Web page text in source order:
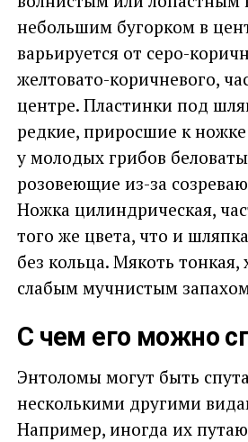
небольшим бугорком в
варьируется от серо-
желтовато-коричневого,
центре. Пластинки под
редкие, приросшие к
у молодых грибов
розовеющие из-за
Ножка цилиндрическая,
того же цвета, что и
без кольца. Мякоть тонкая,
слабым мучнистым
С чем его можно
Энтоломы могут быть
несколькими другими
Например, иногда их